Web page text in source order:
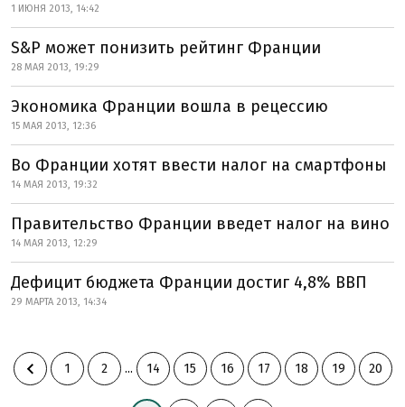
1 ИЮНЯ 2013, 14:42
S&P может понизить рейтинг Франции
28 МАЯ 2013, 19:29
Экономика Франции вошла в рецессию
15 МАЯ 2013, 12:36
Во Франции хотят ввести налог на смартфоны
14 МАЯ 2013, 19:32
Правительство Франции введет налог на вино
14 МАЯ 2013, 12:29
Дефицит бюджета Франции достиг 4,8% ВВП
29 МАРТА 2013, 14:34
1 2 ... 14 15 16 17 18 19 20